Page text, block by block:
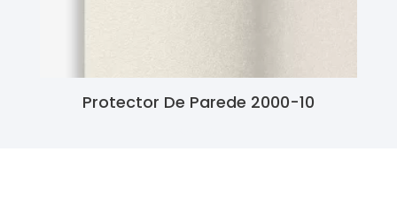
Protector De Parede 2000-10